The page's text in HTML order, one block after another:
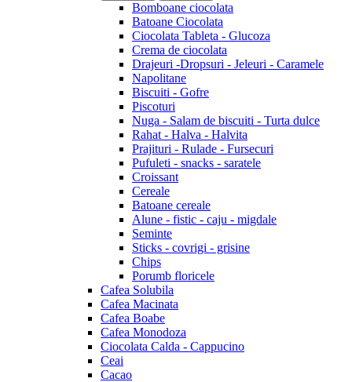
Bomboane ciocolata
Batoane Ciocolata
Ciocolata Tableta - Glucoza
Crema de ciocolata
Drajeuri -Dropsuri - Jeleuri - Caramele
Napolitane
Biscuiti - Gofre
Piscoturi
Nuga - Salam de biscuiti - Turta dulce
Rahat - Halva - Halvita
Prajituri - Rulade - Fursecuri
Pufuleti - snacks - saratele
Croissant
Cereale
Batoane cereale
Alune - fistic - caju - migdale
Seminte
Sticks - covrigi - grisine
Chips
Porumb floricele
Cafea Solubila
Cafea Macinata
Cafea Boabe
Cafea Monodoza
Ciocolata Calda - Cappucino
Ceai
Cacao